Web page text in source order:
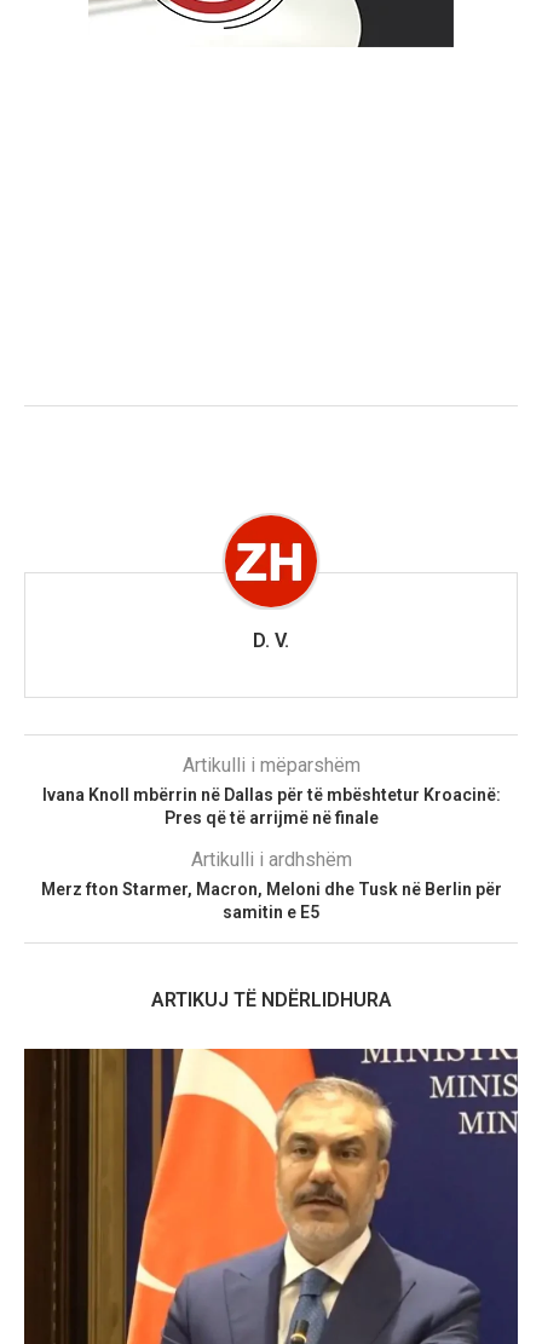
D. V.
Artikulli i mëparshëm
Ivana Knoll mbërrin në Dallas për të mbështetur Kroacinë:
Pres që të arrijmë në finale
Artikulli i ardhshëm
Merz fton Starmer, Macron, Meloni dhe Tusk në Berlin për
samitin e E5
ARTIKUJ TË NDËRLIDHURA